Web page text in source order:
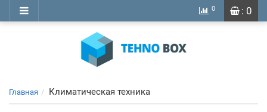
: 0
0
Главная Климатическая техника